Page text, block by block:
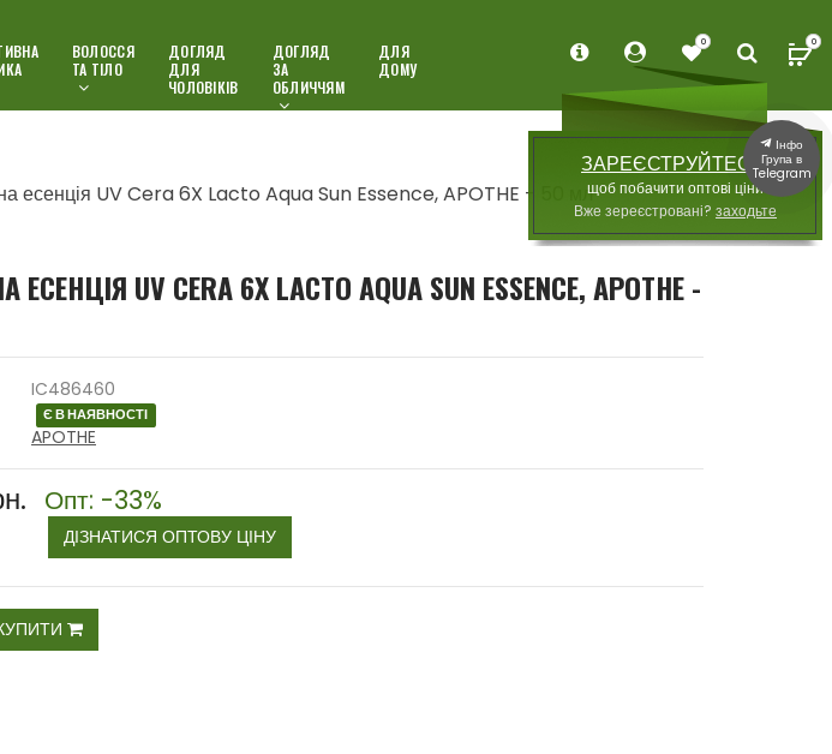
ВОЛОССЯ
ТА ТІЛО
ДОГЛЯД
ДЛЯ
ЧОЛОВІКІВ
ДОГЛЯД
ЗА
ОБЛИЧЧЯМ
ДЛЯ
ДОМУ
ЗАРЕЄСТРУЙТЕСЯ,
щоб побачити оптові ціни
Вже зереєстровані? заходьте
0 0
есенція UV Cera 6X Lacto Aqua Sun Essence, APOTHE - 50 мл
UV CERA 6X LACTO AQUA SUN ESSENCE, APOTHE -
IC486460
Є В НАЯВНОСТІ
APOTHE
Опт: -33%
ДІЗНАТИСЯ ОПТОВУ ЦІНУ
Інфо
Група в
Telegram